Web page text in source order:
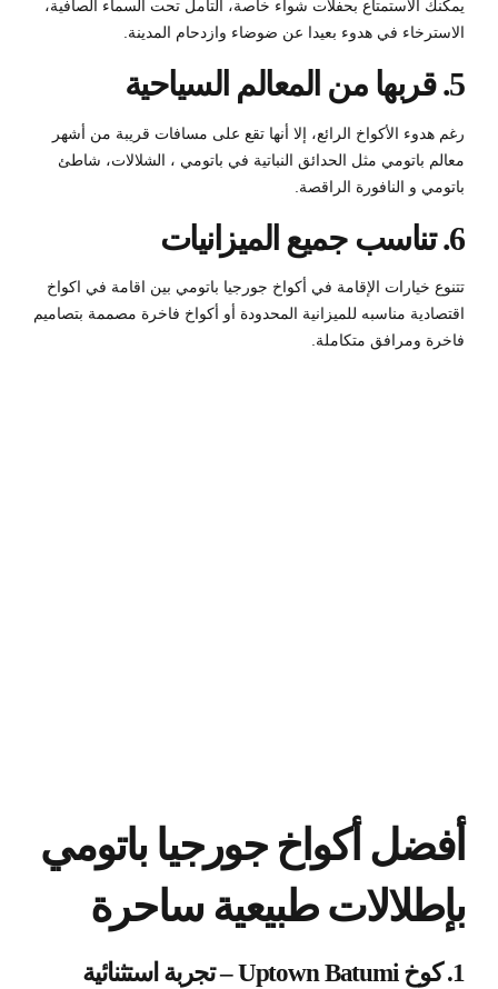
يمكنك الاستمتاع بحفلات شواء خاصة، التأمل تحت السماء الصافية،
الاسترخاء في هدوء بعيدا عن ضوضاء وازدحام المدينة.
5. قربها من المعالم السياحية
رغم هدوء الأكواخ الرائع، إلا أنها تقع على مسافات قريبة من أشهر
معالم باتومي مثل الحدائق النباتية في باتومي ، الشلالات، شاطئ
باتومي و النافورة الراقصة.
6. تناسب جميع الميزانيات
تتنوع خيارات الإقامة في أكواخ جورجيا باتومي بين اقامة في اكواخ
اقتصادية مناسبه للميزانية المحدودة أو أكواخ فاخرة مصممة بتصاميم
فاخرة ومرافق متكاملة.
أفضل أكواخ جورجيا باتومي
بإطلالات طبيعية ساحرة
1. كوخ Uptown Batumi – تجربة استثنائية